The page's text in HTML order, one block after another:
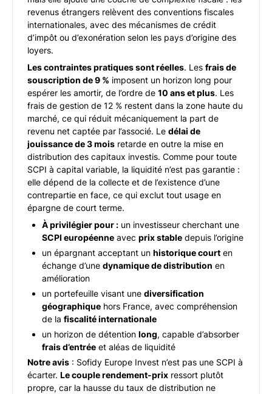
revenus étrangers relèvent des conventions fiscales
internationales, avec des mécanismes de crédit
d’impôt ou d’exonération selon les pays d’origine des
loyers.
Les contraintes pratiques sont réelles. Les frais de
souscription de 9 % imposent un horizon long pour
espérer les amortir, de l’ordre de 10 ans et plus. Les
frais de gestion de 12 % restent dans la zone haute du
marché, ce qui réduit mécaniquement la part de
revenu net captée par l’associé. Le délai de
jouissance de 3 mois retarde en outre la mise en
distribution des capitaux investis. Comme pour toute
SCPI à capital variable, la liquidité n’est pas garantie :
elle dépend de la collecte et de l’existence d’une
contrepartie en face, ce qui exclut tout usage en
épargne de court terme.
À privilégier pour : un investisseur cherchant une
SCPI européenne avec prix stable depuis l’origine
un épargnant acceptant un historique court en
échange d’une dynamique de distribution en
amélioration
un portefeuille visant une diversification
géographique hors France, avec compréhension
de la fiscalité internationale
un horizon de détention long, capable d’absorber
frais d’entrée et aléas de liquidité
Notre avis : Sofidy Europe Invest n’est pas une SCPI à
écarter. Le couple rendement-prix ressort plutôt
propre, car la hausse du taux de distribution ne